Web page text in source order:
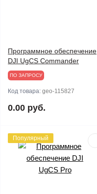
Программное обеспечение
DJI UgCS Commander
ПО ЗАПРОСУ
Код товара: geo-115827
0.00 руб.
Популярный